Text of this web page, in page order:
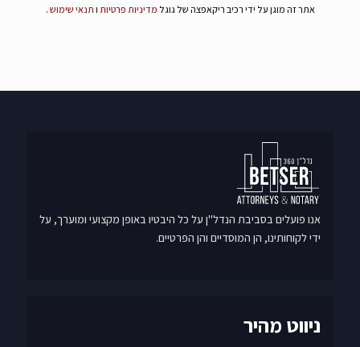
אתר זה מוגן על ידי רכיב ריקאפצה של גוגל מדיניות פרטיות ו תנאי שימוש .
אנו פועלים בסביבת הנדל"ן על כל היבטיו באופן מקצועי ומוערך, על
ידי לקוחותינו, הן המוסדיים והן הפרטיים.
ניווט מהיר